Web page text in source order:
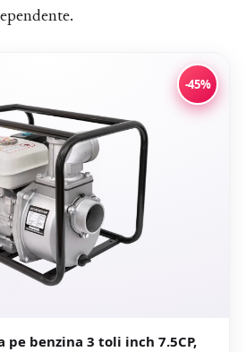
-45%
pe benzina 3 toli inch 7.5CP,